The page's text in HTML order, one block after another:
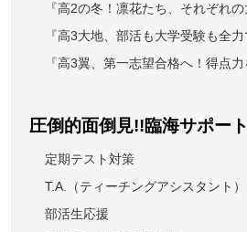
『高2の冬！凛花たち、それぞれの
『高3大地、部活も大学受験も全力
『高3翼、第一志望合格へ！得点力
圧倒的面倒見!!臨海サポー
定期テスト対策
T.A.（ティーチングアシスタント）
部活生応援